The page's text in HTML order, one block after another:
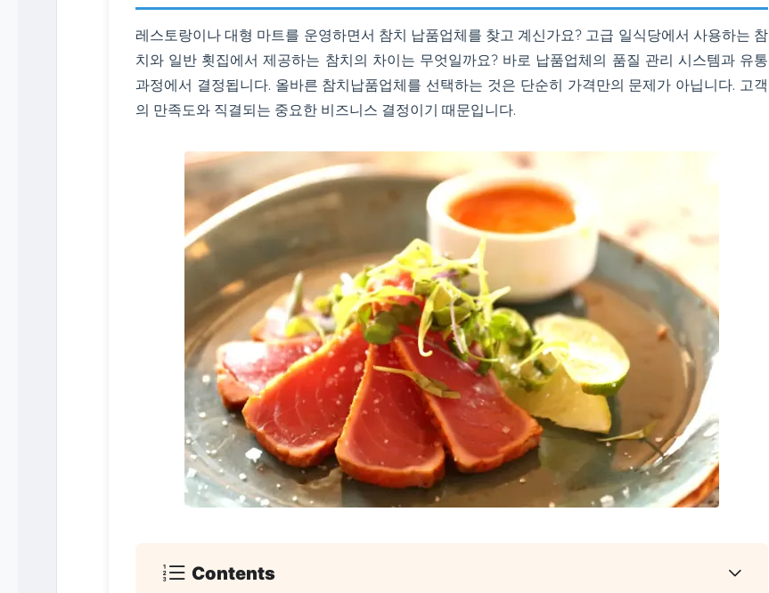
레스토랑이나 대형 마트를 운영하면서 참치 납품업체를 찾고 계신가요? 고급 일식당에서 사용하는 참
치와 일반 횟집에서 제공하는 참치의 차이는 무엇일까요? 바로 납품업체의 품질 관리 시스템과 유통
과정에서 결정됩니다. 올바른 참치납품업체를 선택하는 것은 단순히 가격만의 문제가 아닙니다. 고객
의 만족도와 직결되는 중요한 비즈니스 결정이기 때문입니다.
Contents